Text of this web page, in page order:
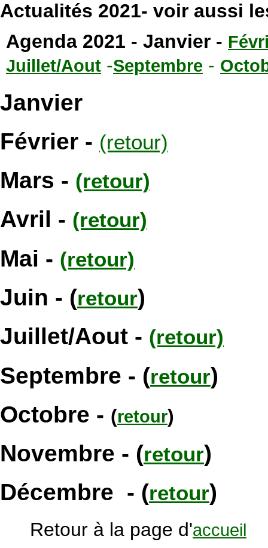
Actualités 2021- voir aussi
Agenda 2021 - Janvier -
Juillet/Aout -Septembre -
Janvier
Février - (retour)
Mars - (retour)
Avril - (retour)
Mai - (retour)
Juin - (retour)
Juillet/Aout - (retour)
Septembre - (retour)
Octobre - (retour)
Novembre - (retour)
Décembre - (retour)
Retour à la page d'accueil